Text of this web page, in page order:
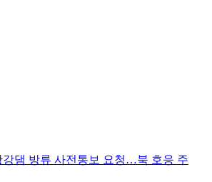
강댐 방류 사전통보 요청…북 호응 주